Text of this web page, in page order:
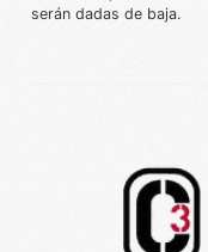
serán dadas de baja.